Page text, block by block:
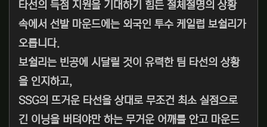
타선의 득점 지원을 기대하기 힘든 절체절명의 상황
속에서 선발 마운드에는 외국인 투수 케일럽 보쉴리가
오릅니다.
보쉴리는 빈공에 시달릴 것이 유력한 팀 타선의 상황
을 인지하고,
SSG의 뜨거운 타선을 상대로 무조건 최소 실점으로
긴 이닝을 버텨야만 하는 무거운 어깨를 안고 마운드